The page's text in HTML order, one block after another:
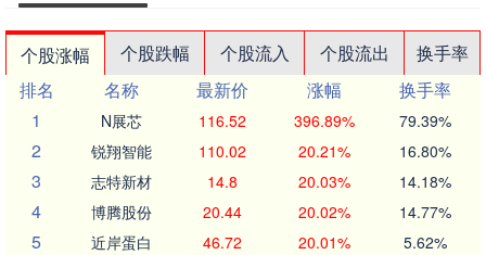
个股涨幅 个股跌幅 个股流入 个股流出
换手率
排名
名称 最新价 涨幅
换手率
1
N展芯 116.52 396.89% 79.39%
2 锐翔智能 110.02 20.21% 16.80%
3 志特新材 14.8 20.03% 14.18%
4 博腾股份 20.44 20.02% 14.77%
5 近岸蛋白 46.72 20.01% 5.62%